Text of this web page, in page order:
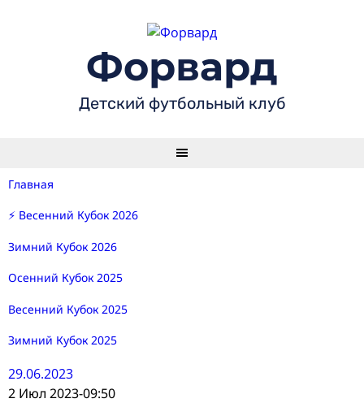
Форвард
Детский футбольный клуб
Главная
⚡ Весенний Кубок 2026
Зимний Кубок 2026
Осенний Кубок 2025
Весенний Кубок 2025
Зимний Кубок 2025
29.06.2023
2 Июл 2023-09:50